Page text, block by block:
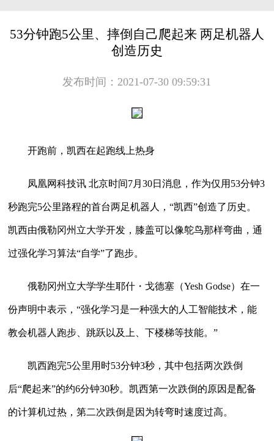
53分钟跑5公里、摔倒自己爬起来 两足机器人
创造历史
发布时间：2021-07-30 09:59:31
开跑前，凯西在起跑线上热身
凤凰网科技讯 北京时间7月30日消息，作为仅用53分钟3
秒跑完5公里路程的首台两足机器人，“凯西”创造了历史。
凯西由俄勒冈州立大学开发，膝盖可以像鸵鸟那样弯曲，通
过强化学习算法“自学”了跑步。
俄勒冈州立大学学生耶什・戈德塞（Yesh Godse）在一
份声明中表示，“强化学习是一种强大的人工智能技术，能
教会机器人跑步、跳跃以及上、下楼梯等技能。”
凯西跑完5公里用时53分钟3秒，其中包括两次跌倒
后“爬起来”的约6分钟30秒。凯西第一次跌倒的原因是配备
的计算机过热，第二次跌倒是因为转弯时速度过高。